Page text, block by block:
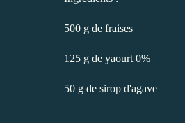
500 g de fraises
125 g de yaourt 0%
50 g de sirop d'agave